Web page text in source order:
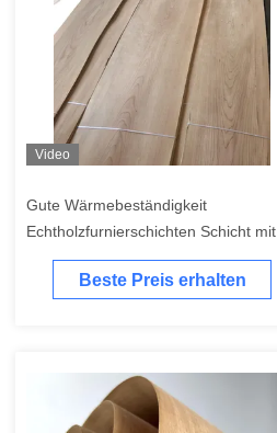
Video
Gute Wärmebeständigkeit
Echtholzfurnierschichten Schicht mit
glatter Oberfläche
Beste Preis erhalten